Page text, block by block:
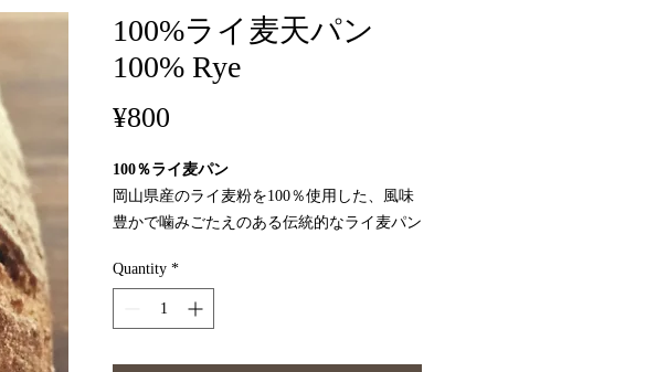
100%ライ麦天パン
100% Rye
¥800
100％ライ麦パン
岡山県産のライ麦粉を100％使用した、風味
豊かで噛みごたえのある伝統的なライ麦パン
とした食感が特徴で、食物繊維やミネラルも
豊富に含まれています。
噛むほどに深まる味わいは、チーズやハム、
Quantity *